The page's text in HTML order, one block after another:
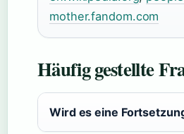
mother.fandom.com
Häufig gestellte
Wird es eine